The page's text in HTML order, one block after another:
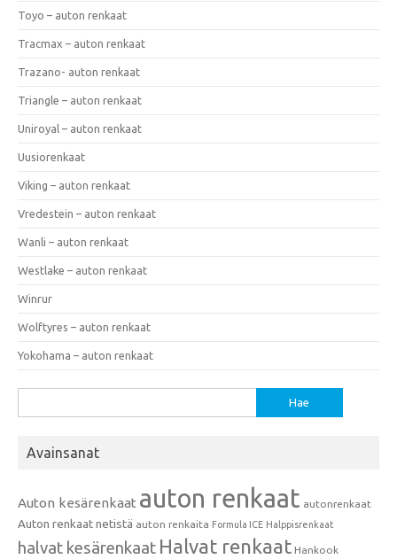
Toyo – auton renkaat
Tracmax – auton renkaat
Trazano- auton renkaat
Triangle – auton renkaat
Uniroyal – auton renkaat
Uusiorenkaat
Viking – auton renkaat
Vredestein – auton renkaat
Wanli – auton renkaat
Westlake – auton renkaat
Winrur
Wolftyres – auton renkaat
Yokohama – auton renkaat
Avainsanat
Auton kesärenkaat auton renkaat autonrenkaat
Auton renkaat netistä auton renkaita Formula ICE Halppisrenkaat
halvat kesärenkaat Halvat renkaat Hankook